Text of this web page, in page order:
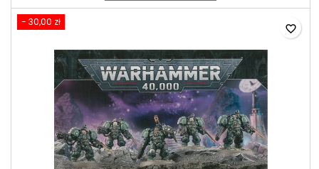
- 30,00 zł
favorite_border